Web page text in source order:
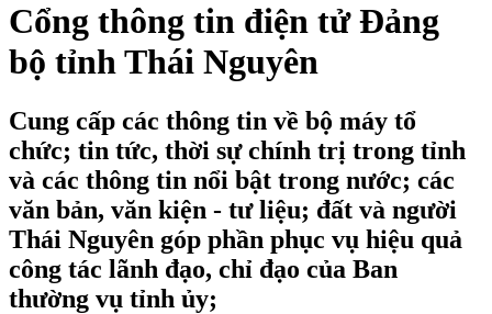
Cổng thông tin điện tử Đảng
bộ tỉnh Thái Nguyên
Cung cấp các thông tin về bộ máy tổ
chức; tin tức, thời sự chính trị trong tỉnh
và các thông tin nổi bật trong nước; các
văn bản, văn kiện - tư liệu; đất và người
Thái Nguyên góp phần phục vụ hiệu quả
công tác lãnh đạo, chỉ đạo của Ban
thường vụ tỉnh ủy;